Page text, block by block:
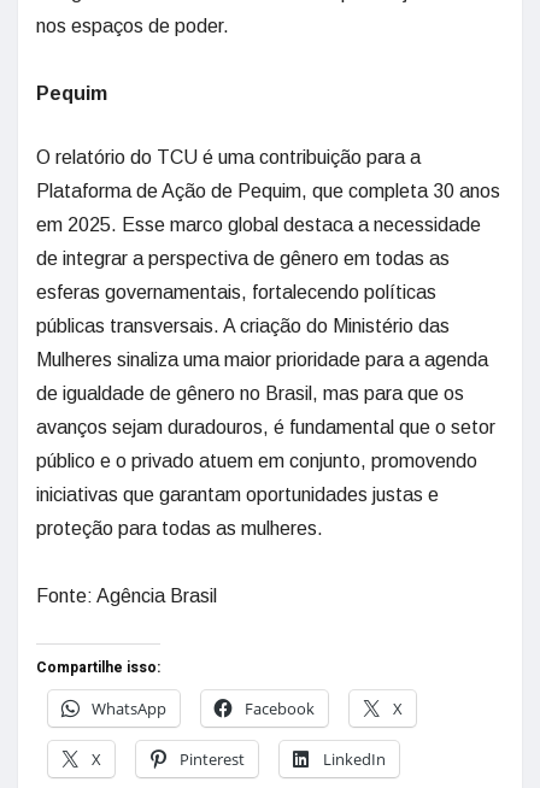
nos espaços de poder.
Pequim
O relatório do TCU é uma contribuição para a
Plataforma de Ação de Pequim, que completa 30 anos
em 2025. Esse marco global destaca a necessidade
de integrar a perspectiva de gênero em todas as
esferas governamentais, fortalecendo políticas
públicas transversais. A criação do Ministério das
Mulheres sinaliza uma maior prioridade para a agenda
de igualdade de gênero no Brasil, mas para que os
avanços sejam duradouros, é fundamental que o setor
público e o privado atuem em conjunto, promovendo
iniciativas que garantam oportunidades justas e
proteção para todas as mulheres.
Fonte: Agência Brasil
Compartilhe isso:
WhatsApp
Facebook X
X Pinterest LinkedIn